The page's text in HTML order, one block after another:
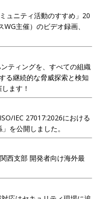
ュニティ活動のすすめ」20
主催）のビデオ録画、
ティングを、すべての組織
る継続的な脅威探索と検知
ます！
IEC 27017:2026における
を公開しました。
西支部 開発者向け海外最